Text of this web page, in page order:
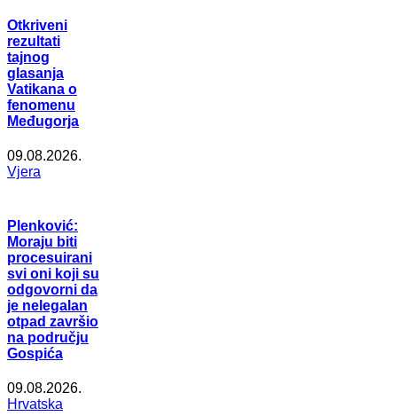
Otkriveni
rezultati
tajnog
glasanja
Vatikana o
fenomenu
Međugorja
09.08.2026.
Vjera
Plenković:
Moraju biti
procesuirani
svi oni koji su
odgovorni da
je nelegalan
otpad završio
na području
Gospića
09.08.2026.
Hrvatska